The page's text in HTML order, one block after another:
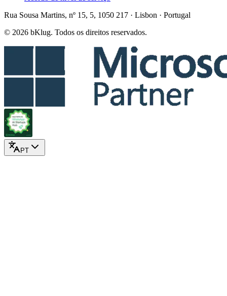
Rua Sousa Martins, nº 15, 5, 1050 217 · Lisbon · Portugal
© 2026 bKlug. Todos os direitos reservados.
PT